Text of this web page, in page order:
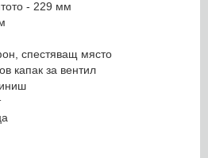
- 229 мм
спестяващ място
капак за вентил